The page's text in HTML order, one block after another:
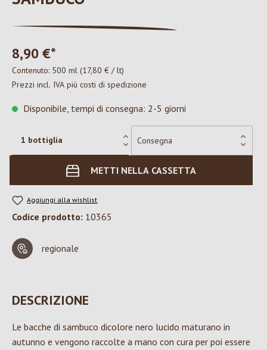
8,90 €*
Contenuto: 500 ml (17,80 € / lt)
Prezzi incl. IVA più costi di spedizione
Disponibile, tempi di consegna: 2-5 giorni
METTI NELLA CASSETTA
Aggiungi alla wishlist
Codice prodotto: 10365
regionale
DESCRIZIONE
Le bacche di sambuco dicolore nero lucido maturano in
autunno e vengono raccolte a mano con cura per poi essere